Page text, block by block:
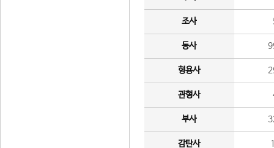
조사
동사
형용사
관형사
부사
감탄사